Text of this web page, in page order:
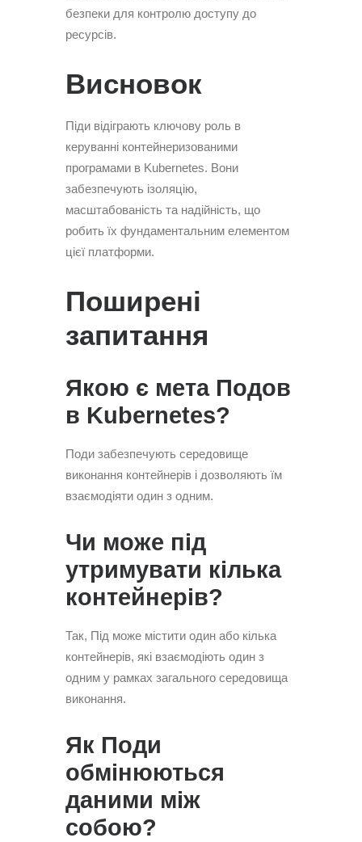
безпеки для контролю доступу до
ресурсів.
Висновок
Піди відіграють ключову роль в
керуванні контейнеризованими
програмами в Kubernetes. Вони
забезпечують ізоляцію,
масштабованість та надійність, що
робить їх фундаментальним елементом
цієї платформи.
Поширені
запитання
Якою є мета Подов
в Kubernetes?
Поди забезпечують середовище
виконання контейнерів і дозволяють їм
взаємодіяти один з одним.
Чи може під
утримувати кілька
контейнерів?
Так, Під може містити один або кілька
контейнерів, які взаємодіють один з
одним у рамках загального середовища
виконання.
Як Поди
обмінюються
даними між
собою?